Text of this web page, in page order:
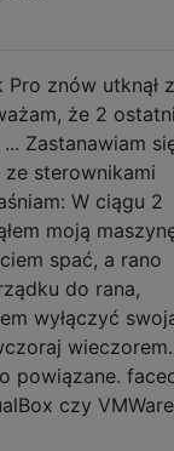
Pro znów utknął
że 2
Zastanawiam
sterownikami
W ciągu 2
moją
spać, a rano
do rana,
wyłączyć
wieczorem.
powiązane.
czy